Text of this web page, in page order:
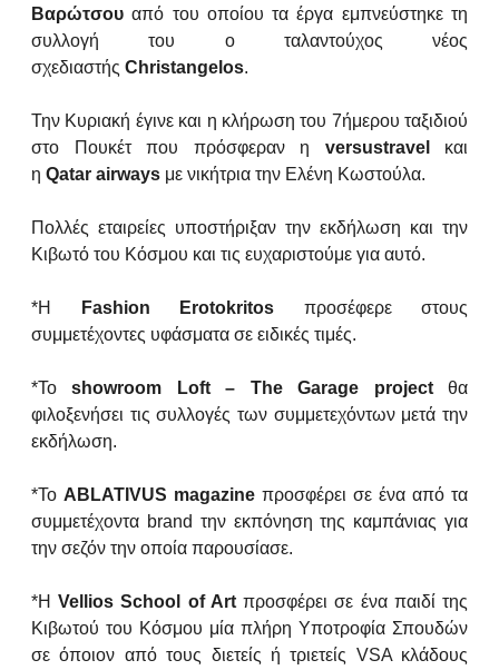
Βαρώτσου από του οποίου τα έργα εμπνεύστηκε τη
συλλογή του ο ταλαντούχος νέος
σχεδιαστής Christangelos.
Την Κυριακή έγινε και η κλήρωση του 7ήμερου ταξιδιού
στο Πουκέτ που πρόσφεραν η versustravel
και
η Qatar airways με νικήτρια την Ελένη Κωστούλα.
Πολλές εταιρείες υποστήριξαν την εκδήλωση και την
Κιβωτό του Κόσμου και τις ευχαριστούμε για αυτό.
*Η Fashion Erotokritos προσέφερε στους
συμμετέχοντες υφάσματα σε ειδικές τιμές.
*Τοshowroom Loft – The Garage projectθα
φιλοξενήσει τις συλλογές των συμμετεχόντων μετά την
εκδήλωση.
*Το ABLATIVUS magazine προσφέρει σε ένα από τα
συμμετέχοντα brand την εκπόνηση της καμπάνιας για
την σεζόν την οποία παρουσίασε.
*ΗVellios School of Artπροσφέρει σε ένα παιδί της
Κιβωτού του Κόσμου μία πλήρη Υποτροφία Σπουδών
σε όποιον από τους διετείς ή τριετείς VSA κλάδους